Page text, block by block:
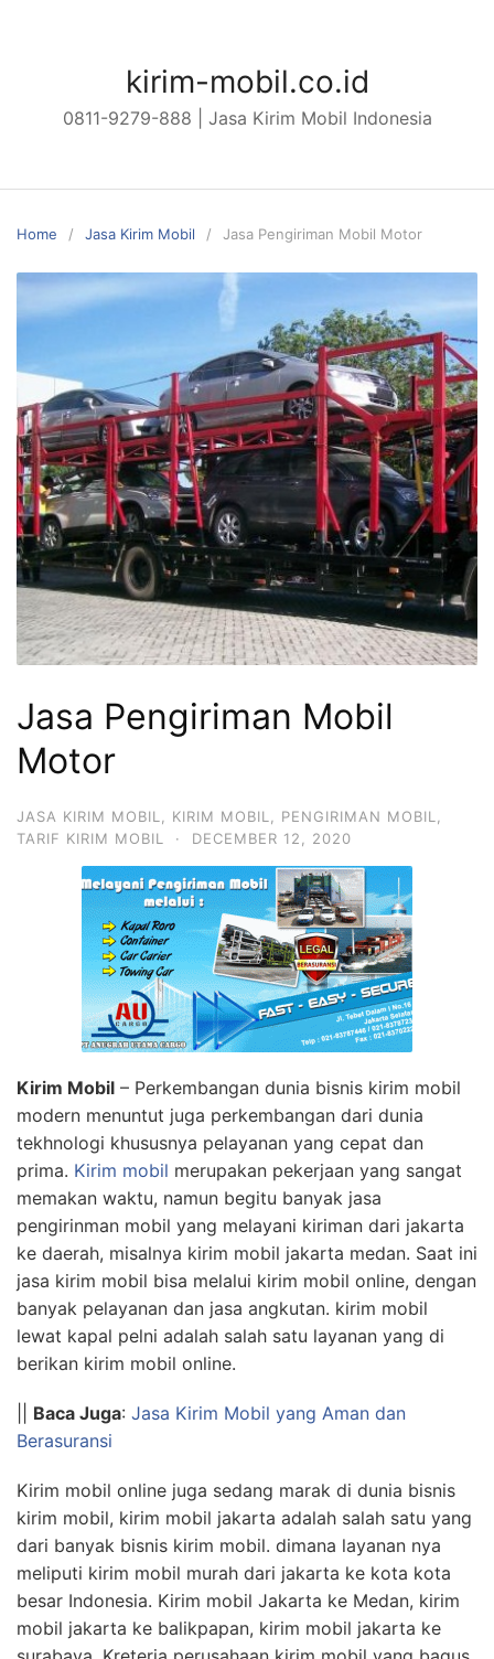
kirim-mobil.co.id
0811-9279-888 | Jasa Kirim Mobil Indonesia
Home Jasa Kirim Mobil Jasa Pengiriman Mobil Motor
Jasa Pengiriman Mobil
Motor
JASA KIRIM MOBIL KIRIM MOBIL PENGIRIMAN MOBIL
TARIF KIRIM MOBIL
· DECEMBER 12, 2020
Kirim Mobil – Perkembangan dunia bisnis kirim mobil
modern menuntut juga perkembangan dari dunia
tekhnologi khususnya pelayanan yang cepat dan
prima. Kirim mobil merupakan pekerjaan yang sangat
memakan waktu, namun begitu banyak jasa
pengirinman mobil yang melayani kiriman dari jakarta
ke daerah, misalnya kirim mobil jakarta medan. Saat ini
jasa kirim mobil bisa melalui kirim mobil online, dengan
banyak pelayanan dan jasa angkutan. kirim mobil
lewat kapal pelni adalah salah satu layanan yang di
berikan kirim mobil online.
Baca Juga: Jasa Kirim Mobil yang Aman dan
Berasuransi
Kirim mobil online juga sedang marak di dunia bisnis
kirim mobil, kirim mobil jakarta adalah salah satu yang
dari banyak bisnis kirim mobil. dimana layanan nya
meliputi kirim mobil murah dari jakarta ke kota kota
besar Indonesia. Kirim mobil Jakarta ke Medan, kirim
mobil jakarta ke balikpapan, kirim mobil jakarta ke